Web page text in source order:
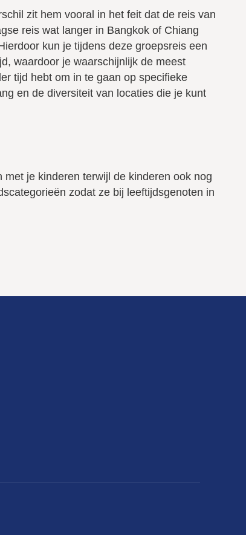
zit hem vooral in het feit dat de reis van
reis wat langer in Bangkok of Chiang
kun je tijdens deze groepsreis een
waardoor je waarschijnlijk de meest
tijd hebt om in te gaan op specifieke
en de diversiteit van locaties die je kunt
je kinderen terwijl de kinderen ook nog
zodat ze bij leeftijdsgenoten in